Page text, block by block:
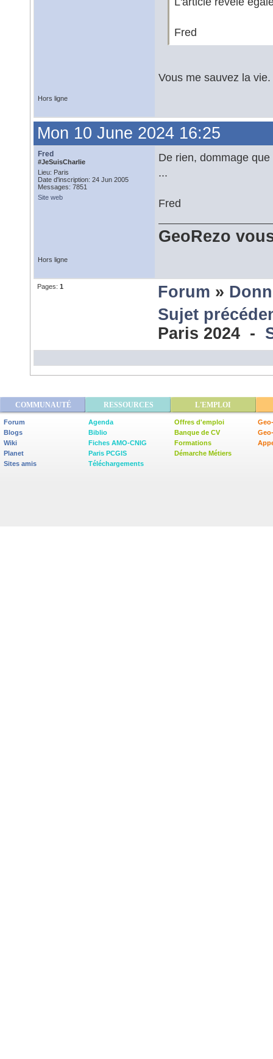
Fred
Vous me sauvez la
Hors ligne
Mon 10 June 2024 16:25
Fred
#JeSuisCharlie
Lieu: Paris
Date d'inscription: 24 Jun 2005
Messages: 7851
Site web
De rien, dommage
...
Fred
GeoRezo
Hors ligne
Pages: 1 Forum »
Sujet
Paris 2024 -
COMMUNAUTÉ RESSOURCES L'EMPLOI
Forum
Blogs
Wiki
Planet
Sites amis
Agenda
Biblio
Fiches AMO-CNIG
Paris PCGIS
Téléchargements
Offres d'emploi
Banque de CV
Formations
Démarche Métiers